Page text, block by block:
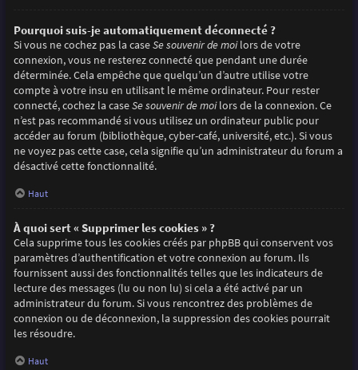
Pourquoi suis-je automatiquement déconnecté ?
Si vous ne cochez pas la caseSe souvenir de moilors de votre
connexion, vous ne resterez connecté que pendant une durée
déterminée. Cela empêche que quelqu’un d’autre utilise votre
compte à votre insu en utilisant le même ordinateur. Pour rester
connecté, cochez la caseSe souvenir de moilors de la connexion. Ce
n’est pas recommandé si vous utilisez un ordinateur public pour
accéder au forum (bibliothèque, cyber-café, université, etc.). Si vous
ne voyez pas cette case, cela signifie qu’un administrateur du forum a
désactivé cette fonctionnalité.
Haut
À quoi sert « Supprimer les cookies » ?
Cela supprime tous les cookies créés par phpBB qui conservent vos
paramètres d’authentification et votre connexion au forum. Ils
fournissent aussi des fonctionnalités telles que les indicateurs de
lecture des messages (lu ou non lu) si cela a été activé par un
administrateur du forum. Si vous rencontrez des problèmes de
connexion ou de déconnexion, la suppression des cookies pourrait
les résoudre.
Haut